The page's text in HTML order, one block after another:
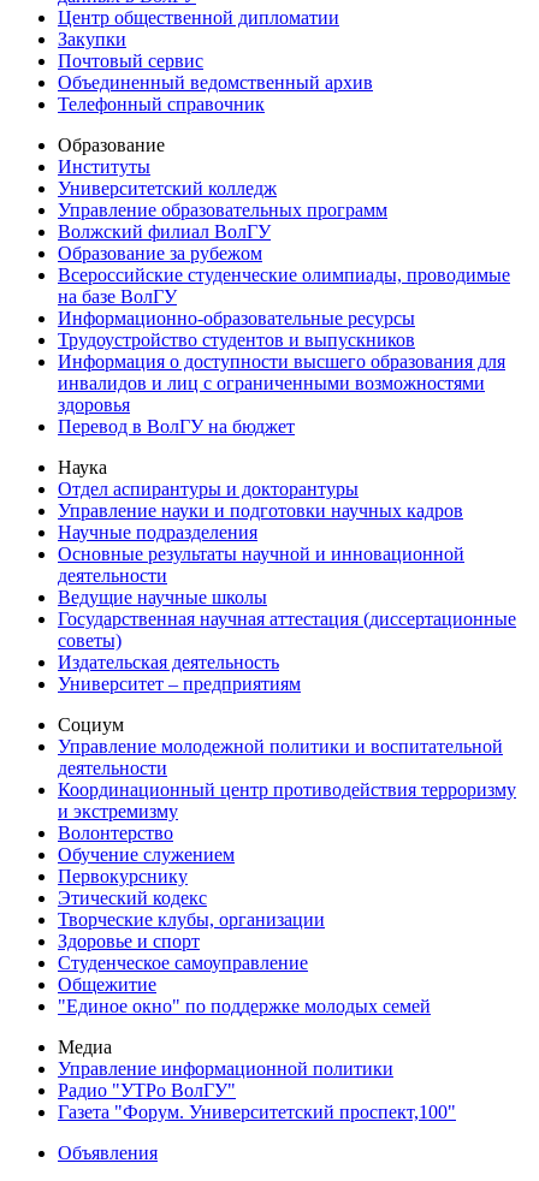
Центр общественной дипломатии
Закупки
Почтовый сервис
Объединенный ведомственный архив
Телефонный справочник
Образование
Институты
Университетский колледж
Управление образовательных программ
Волжский филиал ВолГУ
Образование за рубежом
Всероссийские студенческие олимпиады, проводимые
на базе ВолГУ
Информационно-образовательные ресурсы
Трудоустройство студентов и выпускников
Информация о доступности высшего образования для
инвалидов и лиц с ограниченными возможностями
здоровья
Перевод в ВолГУ на бюджет
Наука
Отдел аспирантуры и докторантуры
Управление науки и подготовки научных кадров
Научные подразделения
Основные результаты научной и инновационной
деятельности
Ведущие научные школы
Государственная научная аттестация (диссертационные
советы)
Издательская деятельность
Университет – предприятиям
Социум
Управление молодежной политики и воспитательной
деятельности
Координационный центр противодействия терроризму
и экстремизму
Волонтерство
Обучение служением
Первокурснику
Этический кодекс
Творческие клубы, организации
Здоровье и спорт
Студенческое самоуправление
Общежитие
"Единое окно" по поддержке молодых семей
Медиа
Управление информационной политики
Радио "УТРо ВолГУ"
Газета "Форум. Университетский проспект,100"
Объявления